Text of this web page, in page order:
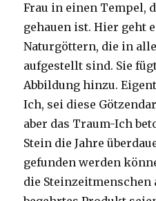
Frau in einen Tempel,
gehauen ist. Hier geht
Naturgöttern, die in
aufgestellt sind. Sie
Abbildung hinzu.
Ich, sei diese
aber das Traum-Ich
Stein die Jahre
gefunden werden
die Steinzeitmenschen